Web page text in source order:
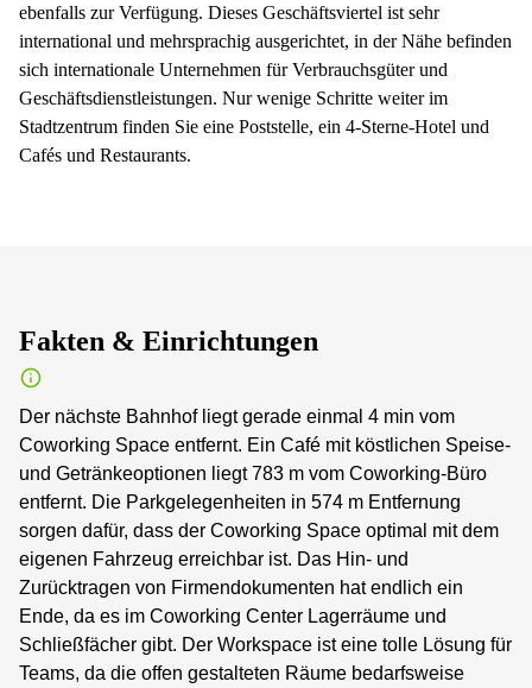
ebenfalls zur Verfügung. Dieses Geschäftsviertel ist sehr
international und mehrsprachig ausgerichtet, in der Nähe befinden
sich internationale Unternehmen für Verbrauchsgüter und
Geschäftsdienstleistungen. Nur wenige Schritte weiter im
Stadtzentrum finden Sie eine Poststelle, ein 4-Sterne-Hotel und
Cafés und Restaurants.
Fakten & Einrichtungen
Der nächste Bahnhof liegt gerade einmal 4 min vom
Coworking Space entfernt. Ein Café mit köstlichen Speise-
und Getränkeoptionen liegt 783 m vom Coworking-Büro
entfernt. Die Parkgelegenheiten in 574 m Entfernung
sorgen dafür, dass der Coworking Space optimal mit dem
eigenen Fahrzeug erreichbar ist. Das Hin- und
Zurücktragen von Firmendokumenten hat endlich ein
Ende, da es im Coworking Center Lagerräume und
Schließfächer gibt. Der Workspace ist eine tolle Lösung für
Teams, da die offen gestalteten Räume bedarfsweise